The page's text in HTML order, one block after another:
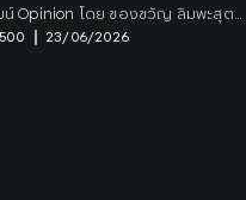
น์ Opinion โดย ของขวัญ ลิมพะสุต
Strategic Intelligence and
23/06/2026